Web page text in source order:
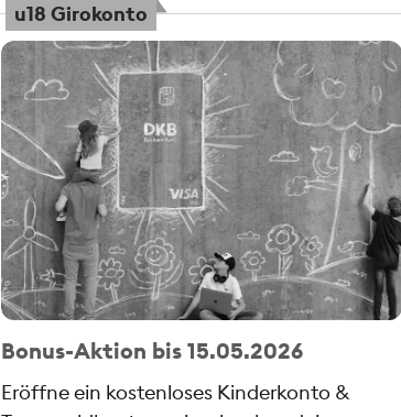
u18 Girokonto
Bonus-Aktion bis 15.05.2026
Eröffne ein kostenloses Kinderkonto &